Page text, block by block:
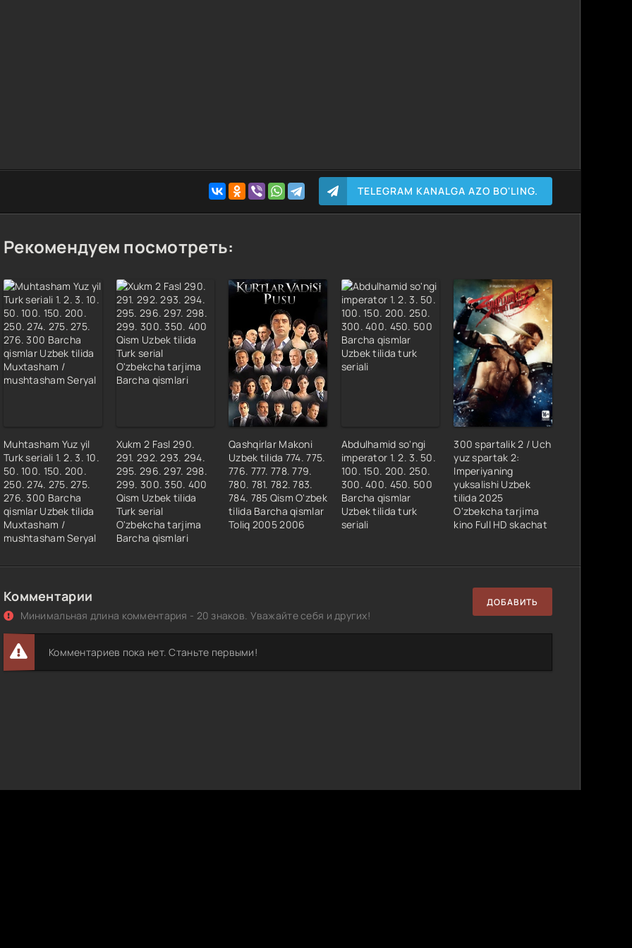
TELEGRAM KANALGA AZO BO'LING.
Рекомендуем посмотреть:
Muhtasham Yuz yil
Turk seriali 1. 2. 3. 10.
50. 100. 150. 200.
250. 274. 275. 275.
276. 300 Barcha
qismlar Uzbek tilida
Muxtasham /
mushtasham Seryal
Xukm 2 Fasl 290.
291. 292. 293. 294.
295. 296. 297. 298.
299. 300. 350. 400
Qism Uzbek tilida
Turk serial
O'zbekcha tarjima
Barcha qismlari
Qashqirlar Makoni
Uzbek tilida 774. 775.
776. 777. 778. 779.
780. 781. 782. 783.
784. 785 Qism O'zbek
tilida Barcha qismlar
Toliq 2005 2006
Abdulhamid so'ngi
imperator 1. 2. 3. 50.
100. 150. 200. 250.
300. 400. 450. 500
Barcha qismlar
Uzbek tilida turk
seriali
300 spartalik 2 / Uch
yuz spartak 2:
Imperiyaning
yuksalishi Uzbek
tilida 2025
O'zbekcha tarjima
kino Full HD skachat
Комментарии
Минимальная длина комментария - 20 знаков. Уважайте себя и других!
ДОБАВИТЬ
Комментариев пока нет. Станьте первыми!